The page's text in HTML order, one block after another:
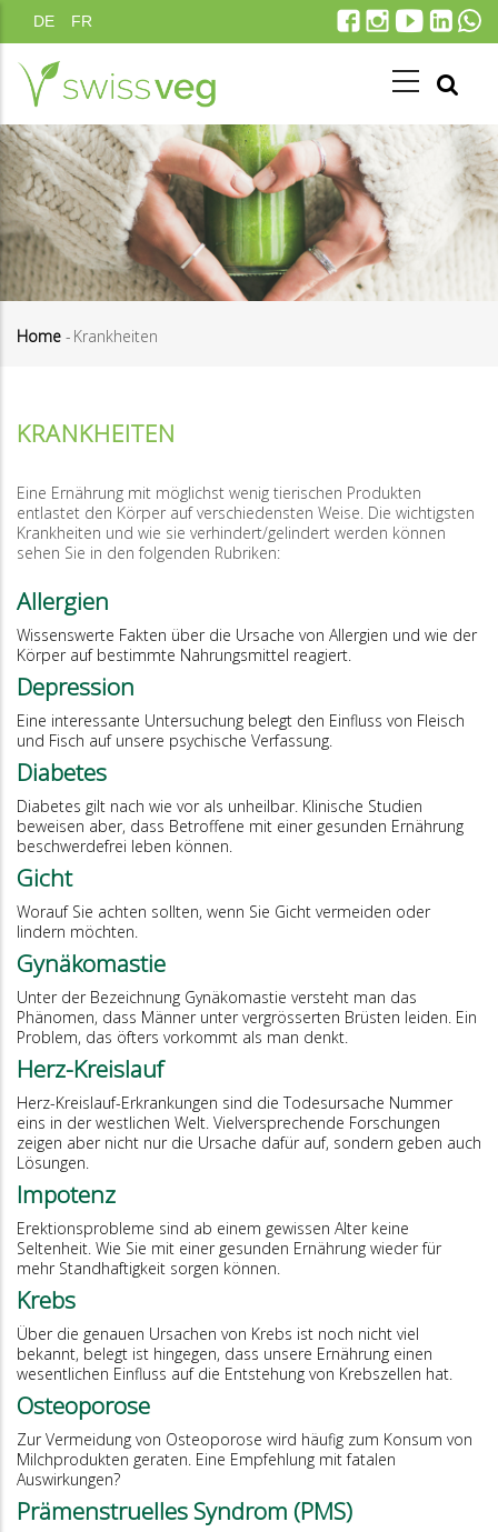
Direkt
zum
Inhalt
DE FR
Home - Krankheiten
KRANKHEITEN
Eine Ernährung mit möglichst wenig tierischen Produkten
entlastet den Körper auf verschiedensten Weise. Die wichtigsten
Krankheiten und wie sie verhindert/gelindert werden können
sehen Sie in den folgenden Rubriken:
Allergien
Wissenswerte Fakten über die Ursache von Allergien und wie der
Körper auf bestimmte Nahrungsmittel reagiert.
Depression
Eine interessante Untersuchung belegt den Einfluss von Fleisch
und Fisch auf unsere psychische Verfassung.
Diabetes
Diabetes gilt nach wie vor als unheilbar. Klinische Studien
beweisen aber, dass Betroffene mit einer gesunden Ernährung
beschwerdefrei leben können.
Gicht
Worauf Sie achten sollten, wenn Sie Gicht vermeiden oder
lindern möchten.
Gynäkomastie
Unter der Bezeichnung Gynäkomastie versteht man das
Phänomen, dass Männer unter vergrösserten Brüsten leiden. Ein
Problem, das öfters vorkommt als man denkt.
Herz-Kreislauf
Herz-Kreislauf-Erkrankungen sind die Todesursache Nummer
eins in der westlichen Welt. Vielversprechende Forschungen
zeigen aber nicht nur die Ursache dafür auf, sondern geben auch
Lösungen.
Impotenz
Erektionsprobleme sind ab einem gewissen Alter keine
Seltenheit. Wie Sie mit einer gesunden Ernährung wieder für
mehr Standhaftigkeit sorgen können.
Krebs
Über die genauen Ursachen von Krebs ist noch nicht viel
bekannt, belegt ist hingegen, dass unsere Ernährung einen
wesentlichen Einfluss auf die Entstehung von Krebszellen hat.
Osteoporose
Zur Vermeidung von Osteoporose wird häufig zum Konsum von
Milchprodukten geraten. Eine Empfehlung mit fatalen
Auswirkungen?
Prämenstruelles Syndrom (PMS)